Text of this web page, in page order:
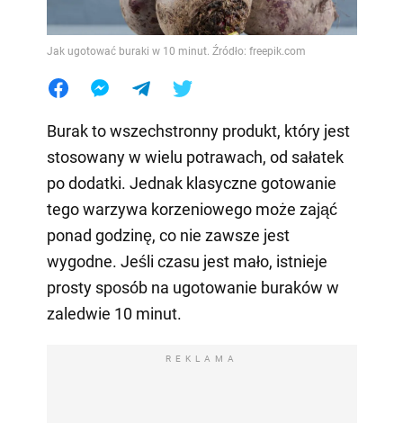
Jak ugotować buraki w 10 minut. Źródło: freepik.com
Burak to wszechstronny produkt, który jest
stosowany w wielu potrawach, od sałatek
po dodatki. Jednak klasyczne gotowanie
tego warzywa korzeniowego może zająć
ponad godzinę, co nie zawsze jest
wygodne. Jeśli czasu jest mało, istnieje
prosty sposób na ugotowanie buraków w
zaledwie 10 minut.
REKLAMA